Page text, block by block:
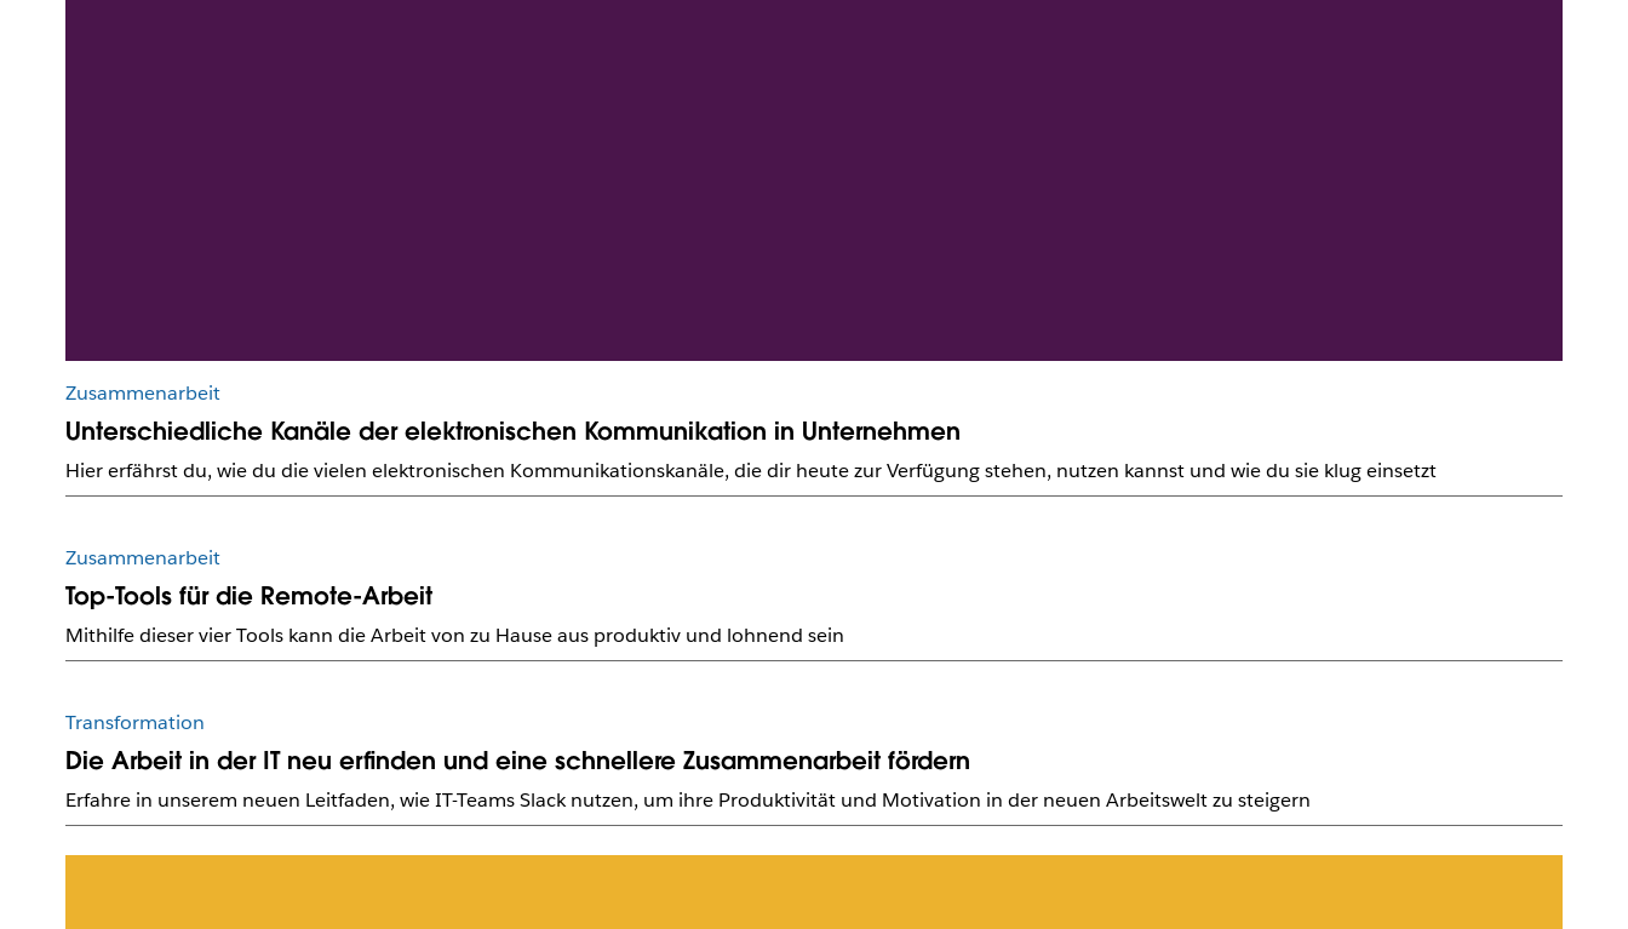
Zusammenarbeit
Unterschiedliche Kanäle der elektronischen Kommunikation in Unternehmen
Hier erfährst du, wie du die vielen elektronischen Kommunikationskanäle, die dir heute zur Verfügung stehen, nutzen kannst und wie du sie klug einsetzt
Zusammenarbeit
Top-Tools für die Remote-Arbeit
Mithilfe dieser vier Tools kann die Arbeit von zu Hause aus produktiv und lohnend sein
Transformation
Die Arbeit in der IT neu erfinden und eine schnellere Zusammenarbeit fördern
Erfahre in unserem neuen Leitfaden, wie IT-Teams Slack nutzen, um ihre Produktivität und Motivation in der neuen Arbeitswelt zu steigern